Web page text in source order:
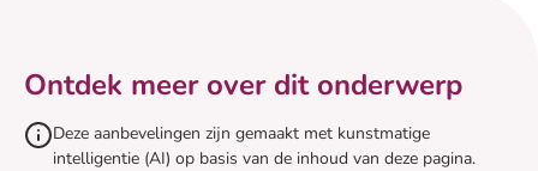
Ontdek meer over dit onderwerp
Deze aanbevelingen zijn gemaakt met kunstmatige
intelligentie (AI) op basis van de inhoud van deze pagina.